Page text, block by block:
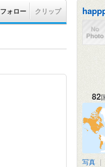
フォロー クリップ
82
写真 |